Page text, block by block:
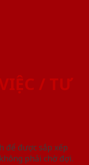
/ TƯ
để được sắp xếp
phải chờ đợi.